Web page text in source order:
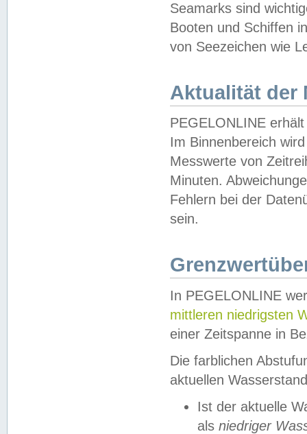
Seamarks sind
Booten und Schiffen
von Seezeichen wie
Aktualität der
PEGELONLINE
Im Binnenbereich
Messwerte von
Minuten.
Fehlern bei der
sein.
In PEGELONLINE
mittleren niedrigsten
einer Zeitspanne in
Die farblichen
aktuellen
Ist der aktuelle
als niedriger